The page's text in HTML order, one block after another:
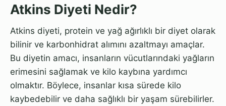
Atkins Diyeti Nedir?
Atkins diyeti, protein ve yağ ağırlıklı bir diyet olarak
bilinir ve karbonhidrat alımını azaltmayı amaçlar.
Bu diyetin amacı, insanların vücutlarındaki yağların
erimesini sağlamak ve kilo kaybına yardımcı
olmaktır. Böylece, insanlar kısa sürede kilo
kaybedebilir ve daha sağlıklı bir yaşam sürebilirler.